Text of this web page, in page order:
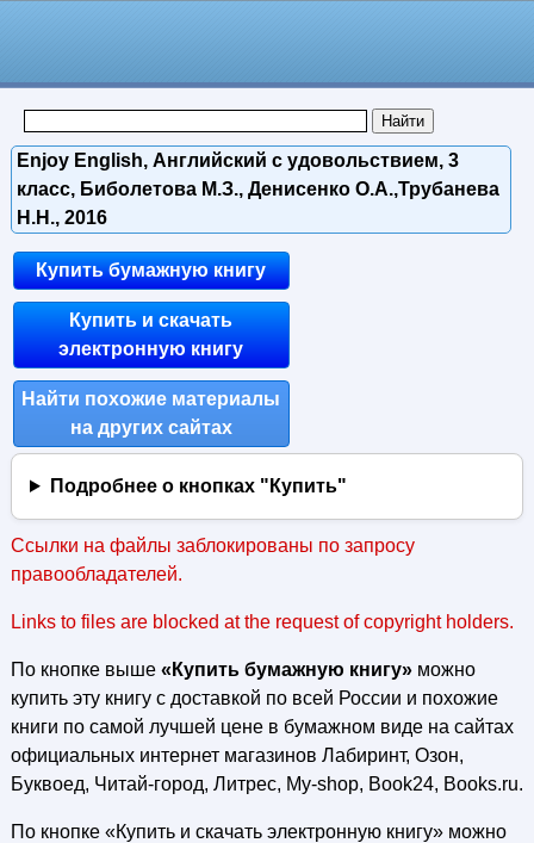
Enjoy English, Английский с удовольствием, 3
класс, Биболетова М.З., Денисенко О.А.,Трубанева
Н.Н., 2016
Купить бумажную книгу
Купить и скачать
электронную книгу
Найти похожие материалы
на других сайтах
Подробнее о кнопках "Купить"
Ссылки на файлы заблокированы по запросу
правообладателей.
Links to files are blocked at the request of copyright holders.
По кнопке выше «Купить бумажную книгу»можно
купить эту книгу с доставкой по всей России и похожие
книги по самой лучшей цене в бумажном виде на сайтах
официальных интернет магазинов Лабиринт, Озон,
Буквоед, Читай-город, Литрес, My-shop, Book24, Books.ru.
По кнопке «Купить и скачать электронную книгу» можно